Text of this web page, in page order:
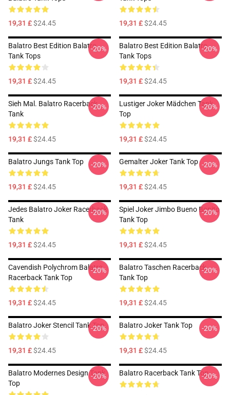
19,31 £$24.45 19,31 £$24.45
Balatro Best Edition Balatro
Tank Tops
19,31 £$24.45
-20%
Balatro Best Edition Balatro
Tank Tops
19,31 £$24.45
-20%
Sieh Mal. Balatro Racerback
Tank
19,31 £$24.45
-20%
Lustiger Joker Mädchen Tank
Top
19,31 £$24.45
-20%
Balatro Jungs Tank Top
19,31 £$24.45
-20% Gemalter Joker Tank Top
19,31 £$24.45
-20%
Jedes Balatro Joker Racerback
Tank
19,31 £$24.45
-20%
Spiel Joker Jimbo Bueno Bonito
Tank Top
19,31 £$24.45
-20%
Cavendish Polychrom Balatro
Racerback Tank Top
19,31 £$24.45
-20%
Balatro Taschen Racerback
Tank Top
19,31 £$24.45
-20%
Balatro Joker Stencil Tank Top
19,31 £$24.45
-20% Balatro Joker Tank Top
19,31 £$24.45
-20%
Balatro Modernes Design Tank
Top
-20% Balatro Racerback Tank Top-20%